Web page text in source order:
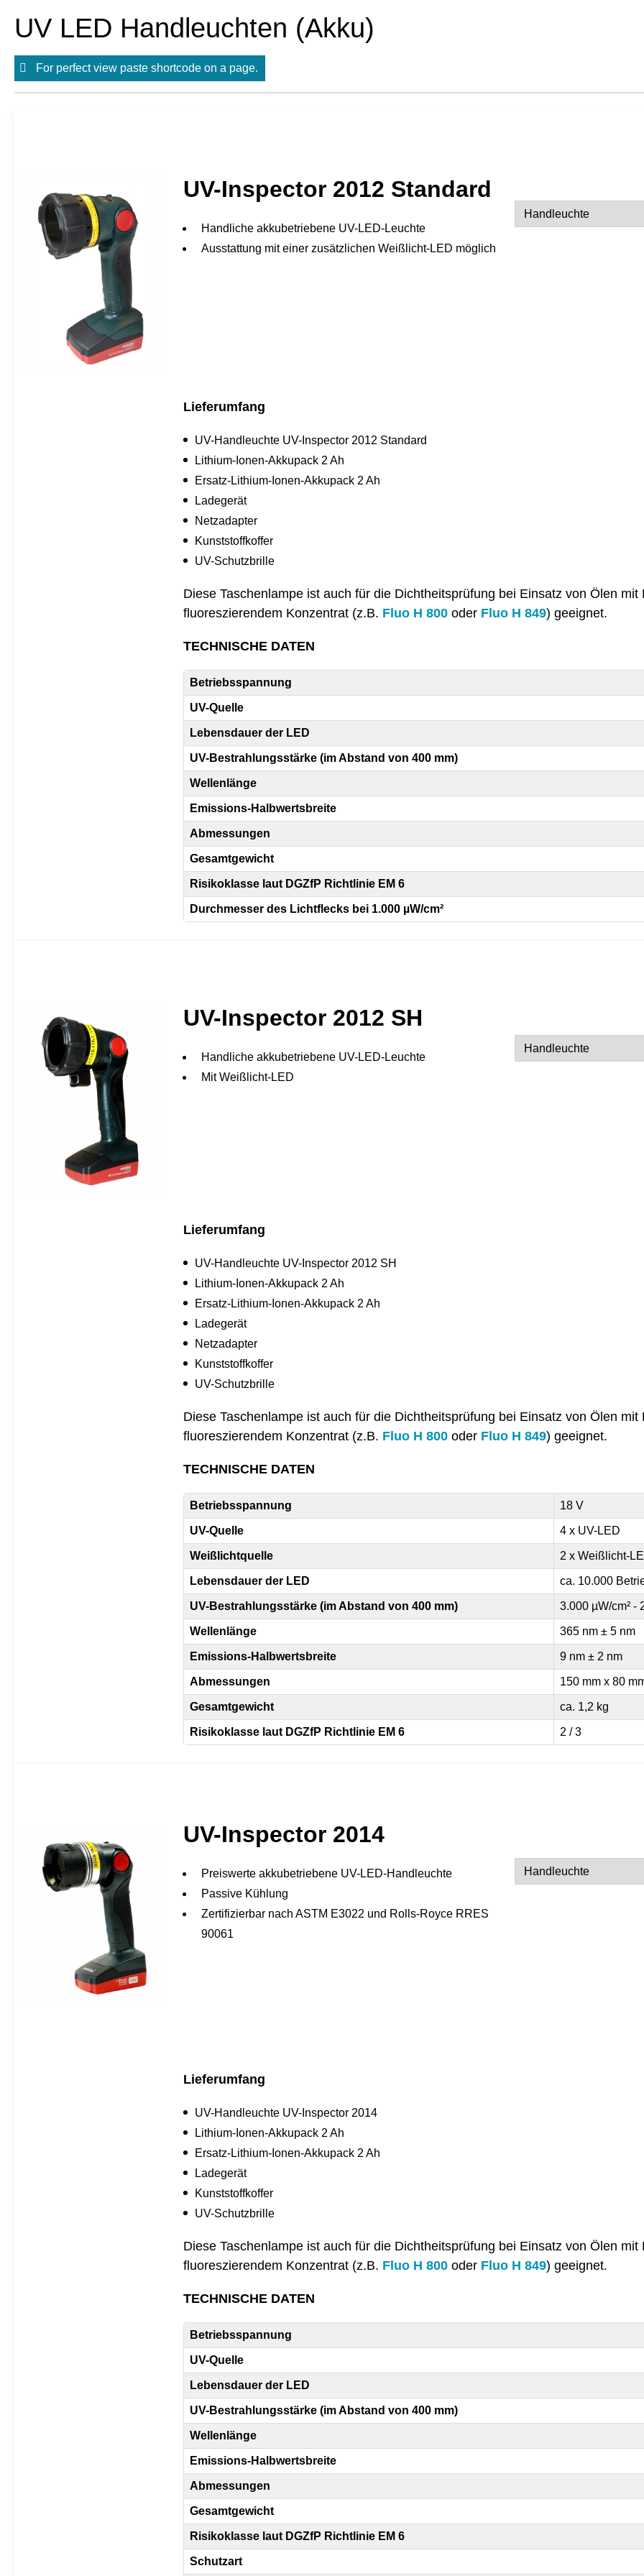
contentUV LED Handleuchten (Akku)
For perfect view paste shortcode on a page.
UV-Inspector 2012 Standard
Handliche akkubetriebene UV-LED-Leuchte
Ausstattung mit einer zusätzlichen Weißlicht-LED möglich
Lieferumfang
UV-Handleuchte UV-Inspector 2012 Standard
Lithium-Ionen-Akkupack 2 Ah
Ersatz-Lithium-Ionen-Akkupack 2 Ah
Ladegerät
Netzadapter
Kunststoffkoffer
UV-Schutzbrille
Diese Taschenlampe ist auch für die Dichtheitsprüfung bei Einsatz von Ölen
fluoreszierendem Konzentrat (z.B. Fluo H 800 oder Fluo H 849) geeignet.
TECHNISCHE DATEN
Betriebsspannung
UV-Quelle
Lebensdauer der LED
UV-Bestrahlungsstärke (im Abstand von 400 mm)
Wellenlänge
Emissions-Halbwertsbreite
Abmessungen
Gesamtgewicht
Risikoklasse laut DGZfP Richtlinie EM 6
Durchmesser des Lichtflecks bei 1.000 µW/cm²
UV-Inspector 2012 SH
Handliche akkubetriebene UV-LED-Leuchte
Mit Weißlicht-LED
Lieferumfang
UV-Handleuchte UV-Inspector 2012 SH
Lithium-Ionen-Akkupack 2 Ah
Ersatz-Lithium-Ionen-Akkupack 2 Ah
Ladegerät
Netzadapter
Kunststoffkoffer
UV-Schutzbrille
Diese Taschenlampe ist auch für die Dichtheitsprüfung bei Einsatz von Ölen
fluoreszierendem Konzentrat (z.B. Fluo H 800 oder Fluo H 849) geeignet.
TECHNISCHE DATEN
Betriebsspannung 18 V
UV-Quelle 4 x UV-LED
Weißlichtquelle 2 x Weißlicht-
Lebensdauer der LED ca. 10.000
UV-Bestrahlungsstärke (im Abstand von 400 mm) 3.000 µW/cm² -
Wellenlänge 365 nm ± 5 nm
Emissions-Halbwertsbreite 9 nm ± 2 nm
Abmessungen 150 mm x 80
Gesamtgewicht ca. 1,2 kg
Risikoklasse laut DGZfP Richtlinie EM 6 2 / 3
UV-Inspector 2014
Preiswerte akkubetriebene UV-LED-Handleuchte
Passive Kühlung
Zertifizierbar nach ASTM E3022 und Rolls-Royce RRES
90061
Lieferumfang
UV-Handleuchte UV-Inspector 2014
Lithium-Ionen-Akkupack 2 Ah
Ersatz-Lithium-Ionen-Akkupack 2 Ah
Ladegerät
Kunststoffkoffer
UV-Schutzbrille
Diese Taschenlampe ist auch für die Dichtheitsprüfung bei Einsatz von Ölen
fluoreszierendem Konzentrat (z.B. Fluo H 800 oder Fluo H 849) geeignet.
TECHNISCHE DATEN
Betriebsspannung
UV-Quelle
Lebensdauer der LED
UV-Bestrahlungsstärke (im Abstand von 400 mm)
Wellenlänge
Emissions-Halbwertsbreite
Abmessungen
Gesamtgewicht
Risikoklasse laut DGZfP Richtlinie EM 6
Schutzart